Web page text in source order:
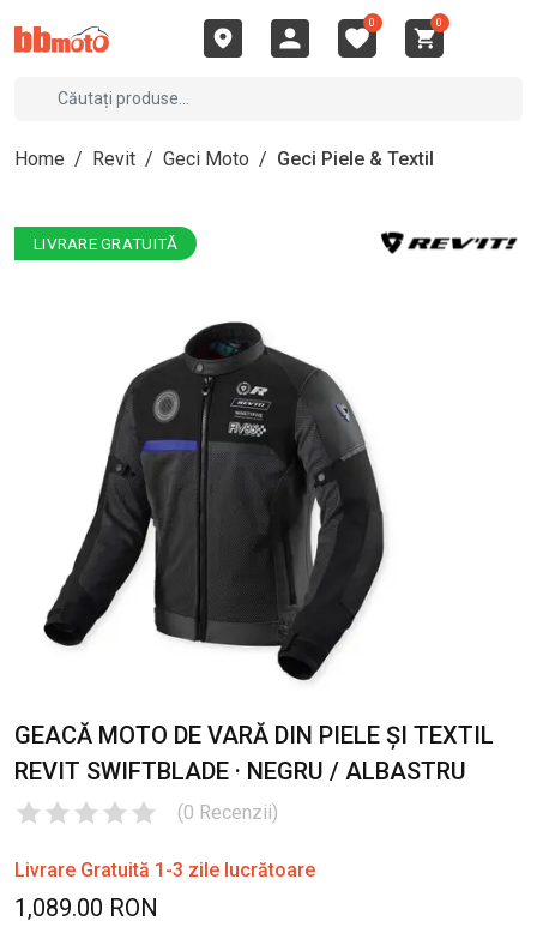
0 0
Home / Revit / Geci Moto / Geci Piele & Textil
LIVRARE GRATUITĂ
GEACĂ MOTO DE VARĂ DIN PIELE ȘI TEXTIL
REVIT SWIFTBLADE · NEGRU / ALBASTRU
(0 Recenzii)
Livrare Gratuită 1-3 zile lucrătoare
1,089.00 RON